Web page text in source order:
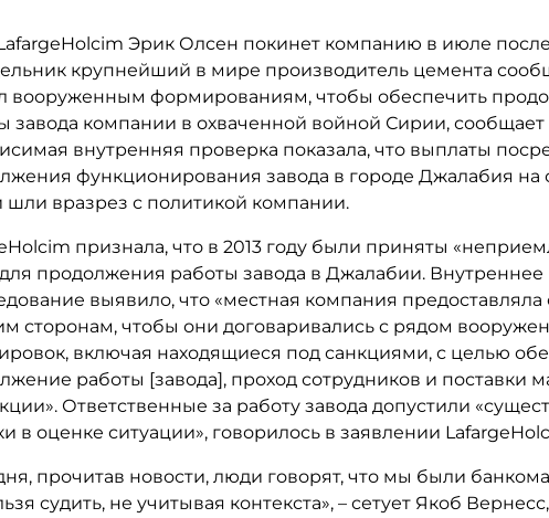
Эрик Олсен покинет компанию в июле после
крупнейший в мире производитель цемента
вооруженным формированиям, чтобы обеспечить
завода компании в охваченной войной Сирии, сообщает
внутренняя проверка показала, что выплаты
функционирования завода в городе Джалабия на
шли вразрез с политикой компании.
признала, что в 2013 году были приняты
продолжения работы завода в Джалабии. Внутреннее
выявило, что «местная компания предоставляла
сторонам, чтобы они договаривались с рядом
включая находящиеся под санкциями, с целью
работы [завода], проход сотрудников и поставки
Ответственные за работу завода допустили
в оценке ситуации», говорилось в заявлении
прочитав новости, люди говорят, что мы были
судить, не учитывая контекста», – сетует Якоб Вернесс,